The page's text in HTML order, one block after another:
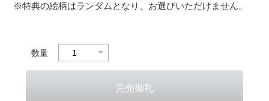
※特典の絵柄はランダムとなり、お選びいただけません。
数量